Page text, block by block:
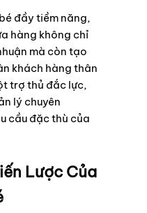
đầy tiềm năng,
hàng không chỉ
mà còn tạo
khách hàng thân
trợ thủ đắc lực,
lý chuyên
cầu đặc thù của
Lược Của